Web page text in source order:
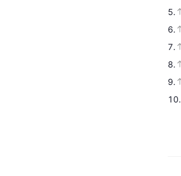
5.
6.
7.
8.
9.
10.